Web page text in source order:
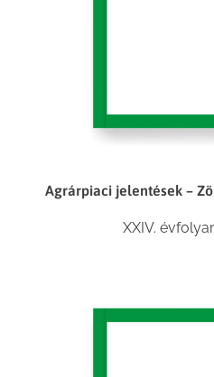
Agrárpiaci jelentések –
XXIV.